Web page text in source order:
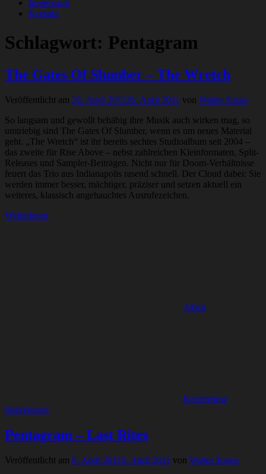
Impressum
Kontakt
Schlagwort: Pentagram
The Gates Of Slumber – The Wretch
Veröffentlicht am 26. April 2011 26. April 2011 von Walter Kraus
So langsam und gewollt behäbig ihre Musik auch wirken mag, so
umtriebig sind The Gates Of Slumber, wenn es um neues Material
geht. „The Wretch“ ist ihr bereits sechtes Studioalbum seit 2004 –
das zweite für Rise Above – nebst zahlreichen Kleinformaten, Split-
Releases und Sampler-Beiträgen. Nicht nur für Doom-Verhältnisse
feuert das Trio aus Indianapolis rasend schnell. Der Cloud dabei: Sie
werden immer besser, mächtiger, präziser und setzen aktuell ein
weiteres, klassisch angehauchtes Ausrufezeichen.
Weiterlesen
Alben
Kommentar
hinterlassen
Pentagram – Last Rites
Veröffentlicht am 6. April 20116. April 2011 von Walter Kraus